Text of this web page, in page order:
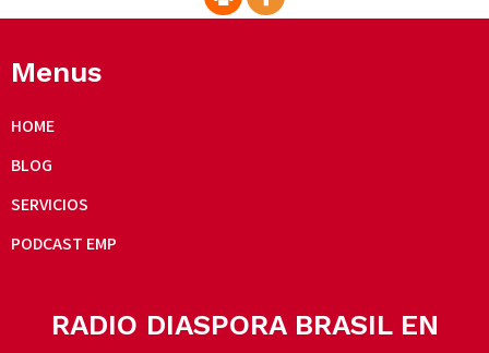
Menus
HOME
BLOG
SERVICIOS
PODCAST EMP
RADIO DIASPORA BRASIL EN